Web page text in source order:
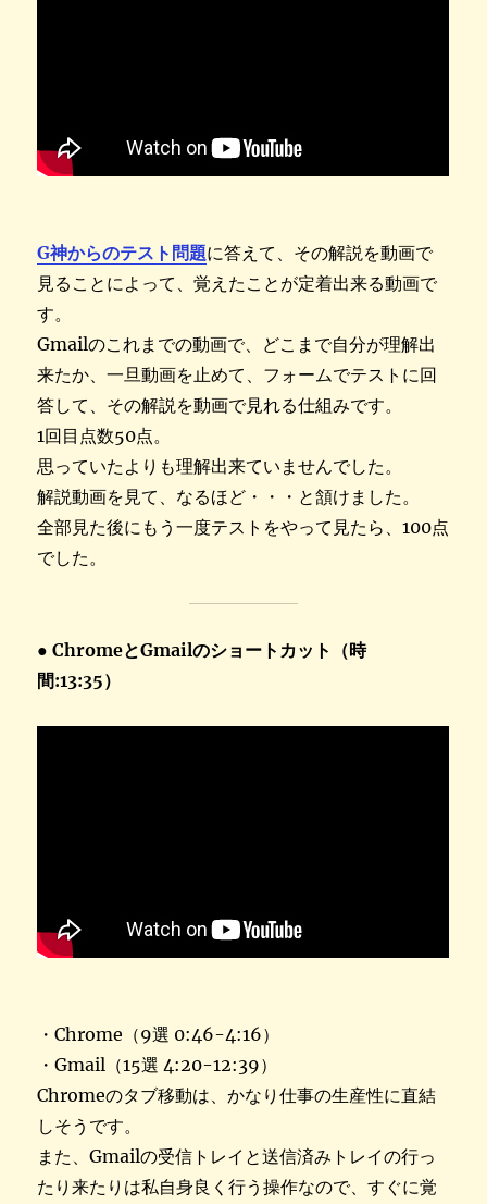
G神からのテスト問題に答えて、その解説を動画で
見ることによって、覚えたことが定着出来る動画で
す。
Gmailのこれまでの動画で、どこまで自分が理解出
来たか、一旦動画を止めて、フォームでテストに回
答して、その解説を動画で見れる仕組みです。
1回目点数50点。
思っていたよりも理解出来ていませんでした。
解説動画を見て、なるほど・・・と頷けました。
全部見た後にもう一度テストをやって見たら、100点
でした。
● ChromeとGmailのショートカット（時
間:13:35）
・Chrome（9選 0:46-4:16）
・Gmail（15選 4:20-12:39）
Chromeのタブ移動は、かなり仕事の生産性に直結
しそうです。
また、Gmailの受信トレイと送信済みトレイの行っ
たり来たりは私自身良く行う操作なので、すぐに覚